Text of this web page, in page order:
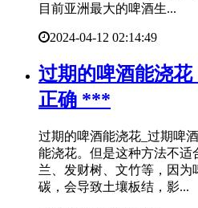
目前亚洲最大的啤酒生...
2024-04-12 02:14:49
过期的啤酒能浇
正确 ***
过期的啤酒能浇花_过期啤
能浇花。但是这种方法不适
兰、发财树、文竹等，因
碳，会导致土壤板结，影...